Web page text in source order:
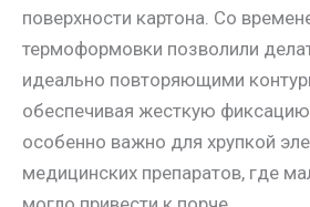
поверхности картона. Со
термоформовки позволили
идеально повторяющими
обеспечивая жесткую
особенно важно для хрупкой
медицинских препаратов, где